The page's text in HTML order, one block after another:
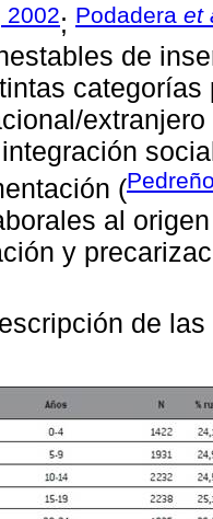
2002; Podadera et
de
(
al
y
de